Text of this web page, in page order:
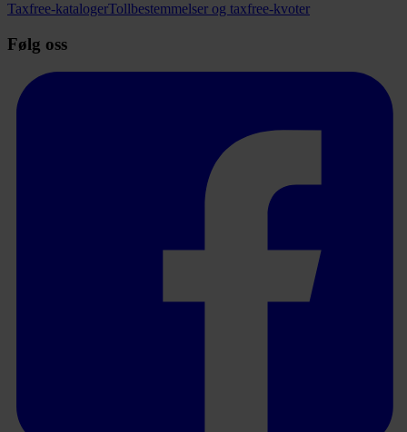
Taxfree-katalogerTollbestemmelser og taxfree-kvoter
Følg oss